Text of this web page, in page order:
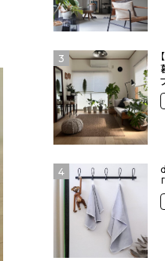
3
4